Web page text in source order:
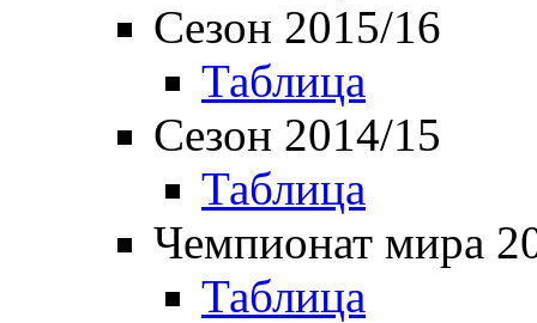
Сезон 2015/16
Таблица
Сезон 2014/15
Таблица
Чемпионат мира
Таблица